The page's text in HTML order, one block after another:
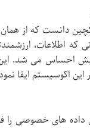
دانست که از
اطلاعات،
می شد. این
های خصوصی را